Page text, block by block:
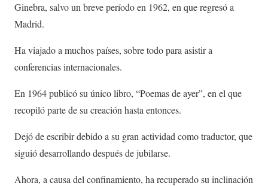
Ginebra, salvo un breve período en 1962, en que regresó a
Madrid.
Ha viajado a muchos países, sobre todo para asistir a
conferencias internacionales.
En 1964 publicó su único libro, “Poemas de ayer”, en el que
recopiló parte de su creación hasta entonces.
Dejó de escribir debido a su gran actividad como traductor, que
siguió desarrollando después de jubilarse.
Ahora, a causa del confinamiento, ha recuperado su inclinación